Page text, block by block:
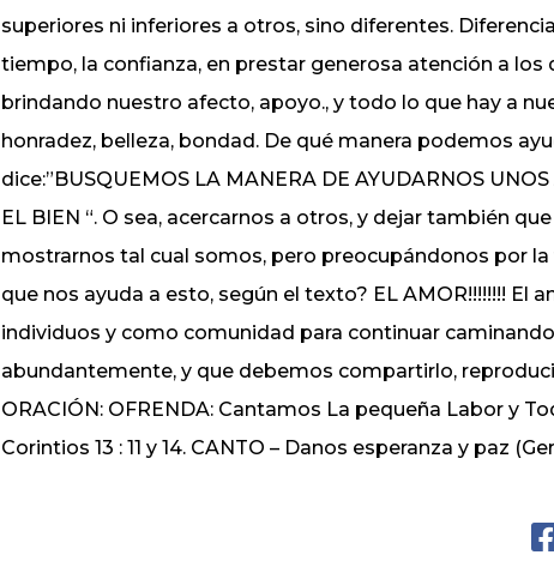
superiores ni inferiores a otros, sino diferentes.
tiempo, la confianza, en prestar generosa atención a
brindando nuestro afecto, apoyo., y todo lo que hay a
honradez, belleza, bondad. De qué manera podemos
dice:”BUSQUEMOS LA MANERA DE AYUDARNOS
EL BIEN “. O sea, acercarnos a otros, y dejar también
mostrarnos tal cual somos, pero preocupándonos por
que nos ayuda a esto, según el texto? EL AMOR!!!!!!!! El
individuos y como comunidad para continuar
abundantemente, y que debemos compartirlo,
ORACIÓN: OFRENDA: Cantamos La pequeña Labor y
Corintios 13 : 11 y 14. CANTO – Danos esperanza y paz